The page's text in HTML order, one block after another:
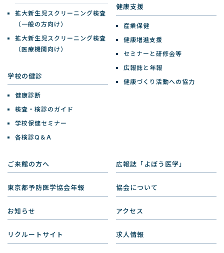
拡大新生児スクリーニング検査
（一般の方向け）
拡大新生児スクリーニング検査
（医療機関向け）
学校の健診
健康診断
検査・検診のガイド
学校保健セミナー
各検診Q＆A
健康支援
産業保健
健康増進支援
セミナーと研修会等
広報誌と年報
健康づくり活動への協力
ご来館の方へ 広報誌「よぼう医学」
東京都予防医学協会年報 協会について
お知らせ アクセス
リクルートサイト 求人情報